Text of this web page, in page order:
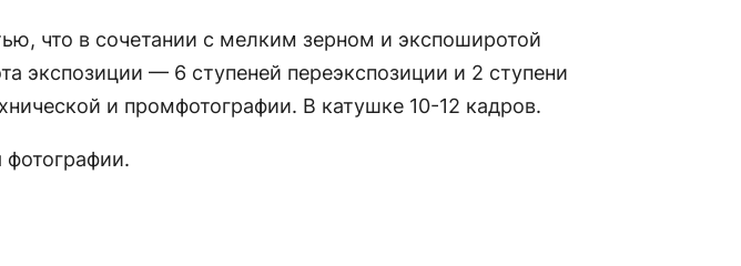
что в сочетании с мелким зерном и экспоширотой
экспозиции — 6 ступеней переэкспозиции и 2 ступени
и промфотографии. В катушке 10-12 кадров.